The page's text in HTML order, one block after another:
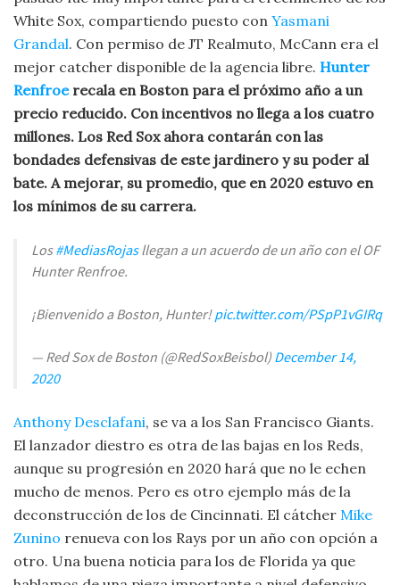
White Sox, compartiendo puesto con Yasmani
Grandal. Con permiso de JT Realmuto, McCann era el
mejor catcher disponible de la agencia libre. Hunter
Renfroerecala en Boston para el próximo año a un
precio reducido. Con incentivos no llega a los cuatro
millones. Los Red Sox ahora contarán con las
bondades defensivas de este jardinero y su poder al
bate. A mejorar, su promedio, que en 2020 estuvo en
los mínimos de su carrera.
Los#MediasRojasllegan a un acuerdo de un año con el OF
Hunter Renfroe.
¡Bienvenido a Boston, Hunter!pic.twitter.com/PSpP1vGIRq
— Red Sox de Boston (@RedSoxBeisbol) December 14,
2020
Anthony Desclafani, se va a los San Francisco Giants.
El lanzador diestro es otra de las bajas en los Reds,
aunque su progresión en 2020 hará que no le echen
mucho de menos. Pero es otro ejemplo más de la
deconstrucción de los de Cincinnati. El cátcher Mike
Zunino renueva con los Rays por un año con opción a
otro. Una buena noticia para los de Florida ya que